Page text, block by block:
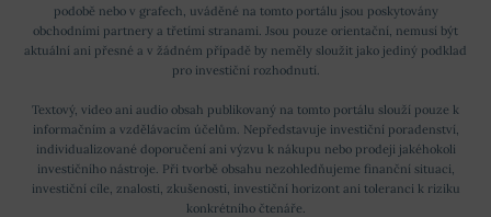
podobě nebo v grafech, uváděné na tomto portálu jsou poskytovány
obchodními partnery a třetími stranami. Jsou pouze orientační, nemusí být
aktuální ani přesné a v žádném případě by neměly sloužit jako jediný podklad
pro investiční rozhodnutí.
Textový, video ani audio obsah publikovaný na tomto portálu slouží pouze k
informačním a vzdělávacím účelům. Nepředstavuje investiční poradenství,
individualizované doporučení ani výzvu k nákupu nebo prodeji jakéhokoli
investičního nástroje. Při tvorbě obsahu nezohledňujeme finanční situaci,
investiční cíle, znalosti, zkušenosti, investiční horizont ani toleranci k riziku
konkrétního čtenáře.